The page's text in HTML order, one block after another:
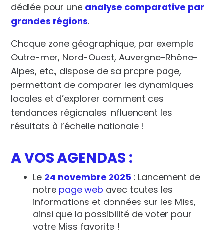
dédiée pour une analyse comparative par
grandes régions.
Chaque zone géographique, par exemple
Outre-mer, Nord-Ouest, Auvergne-Rhône-
Alpes, etc., dispose de sa propre page,
permettant de comparer les dynamiques
locales et d’explorer comment ces
tendances régionales influencent les
résultats à l’échelle nationale !
A VOS AGENDAS :
Le 24 novembre 2025 : Lancement de
notre page web avec toutes les
informations et données sur les Miss,
ainsi que la possibilité de voter pour
votre Miss favorite !